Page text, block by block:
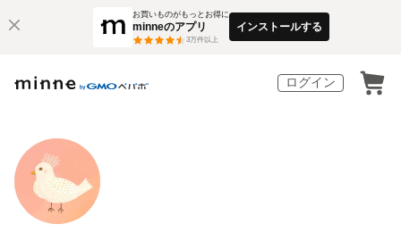
お買いものがもっとお得に
minneのアプリ
3万件以上
インストールする
ログイン